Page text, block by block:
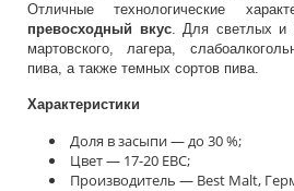
Отличные технологические
превосходный вкус. Для светлых и
мартовского, лагера,
пива, а также темных сортов пива.
Характеристики
Доля в засыпи — до 30 %;
Цвет — 17-20 EBC;
Производитель — Best Malt,